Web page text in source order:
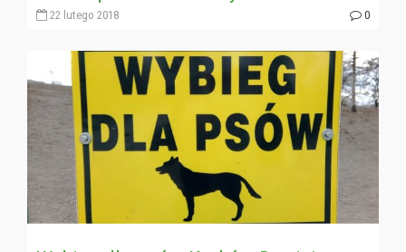
22 lutego 2018 0